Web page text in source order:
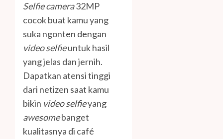
Selfie camera32MP
cocok buat kamu yang
suka ngonten dengan
video selfieuntuk hasil
yang jelas dan jernih.
Dapatkan atensi tinggi
dari netizen saat kamu
bikin video selfieyang
awesomebanget
kualitasnya di café